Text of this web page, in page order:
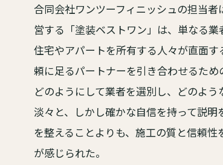
合同会社ワンツーフィニッシュの担当
営する「塗装ベストワン」は、単なる
住宅やアパートを所有する人々が直面
頼に足るパートナーを引き合わせるた
どのようにして業者を選別し、どのよう
淡々と、しかし確かな自信を持って説
を整えることよりも、施工の質と信頼
が感じられた。